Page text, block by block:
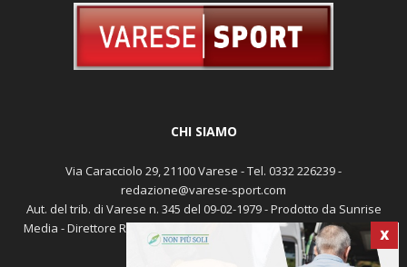
X
CHI SIAMO
Via Caracciolo 29, 21100 Varese - Tel. 0332 226239 -
redazione@varese-sport.com
Aut. del trib. di Varese n. 345 del 09-02-1979 - Prodotto da Sunrise
Media - Direttore Responsabile: Michele Marocco -Cookie policy
Pubblicità